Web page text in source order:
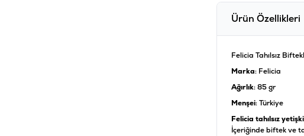
Ürün Özellikleri
Felicia Tahılsız
Marka: Felicia
Ağırlık: 85 gr
Menşei: Türkiye
Felicia tahılsız
İçeriğinde biftek ve